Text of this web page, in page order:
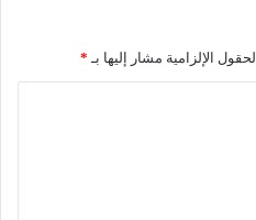
الحقول الإلزامية مشار إليها بـ *